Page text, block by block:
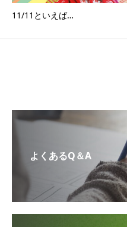
11/11といえば…
よくあるQ＆A